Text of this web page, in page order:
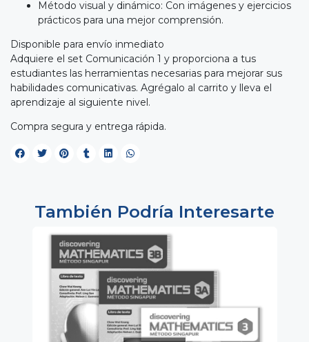
Método visual y dinámico: Con imágenes y ejercicios
prácticos para una mejor comprensión.
Disponible para envío inmediato
Adquiere el set Comunicación 1 y proporciona a tus
estudiantes las herramientas necesarias para mejorar sus
habilidades comunicativas. Agrégalo al carrito y lleva el
aprendizaje al siguiente nivel.
Compra segura y entrega rápida.
También Podría Interesarte